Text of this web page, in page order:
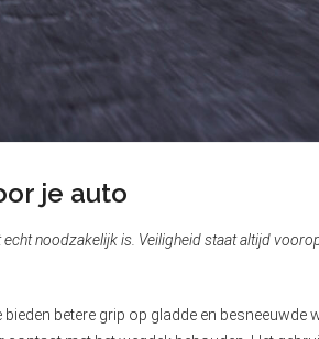
je auto
noodzakelijk is. Veiligheid staat altijd
betere grip op gladde en